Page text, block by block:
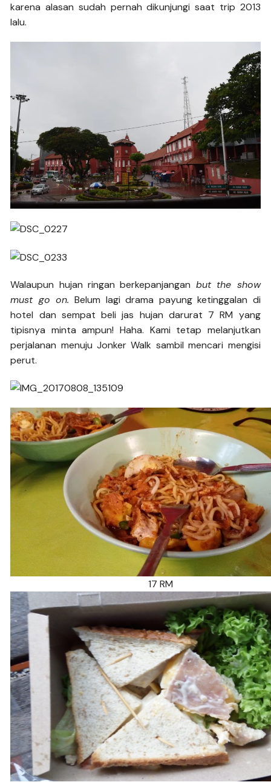
karena alasan sudah pernah dikunjungi saat trip 2013
lalu.
Walaupun hujan ringan berkepanjangan but the show
must go on. Belum lagi drama payung ketinggalan di
hotel dan sempat beli jas hujan darurat 7 RM yang
tipisnya minta ampun! Haha. Kami tetap melanjutkan
perjalanan menuju Jonker Walk sambil mencari mengisi
perut.
17 RM